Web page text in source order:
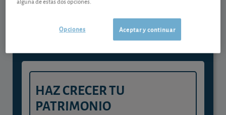
experta
y consigue que cada euro trabaje
para ti
HAZ CRECER TU
PATRIMONIO
Aceptar y continuar
Opciones